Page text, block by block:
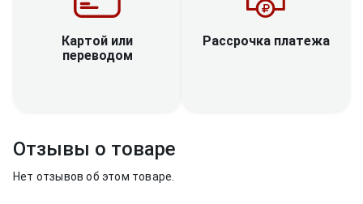
Картой или
переводом
Рассрочка платежа
Отзывы о товаре
Нет отзывов об этом товаре.